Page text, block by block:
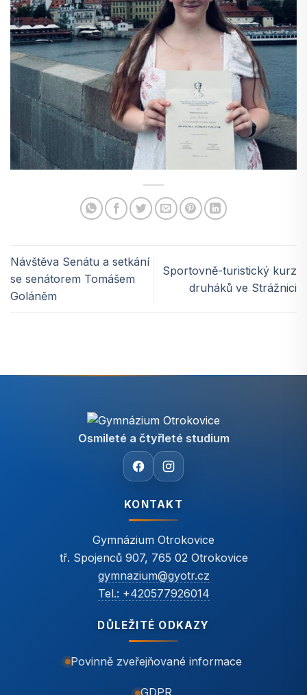
Návštěva Senátu a setkání
se senátorem Tomášem
Goláněm
Sportovně-turistický kurz
druháků ve Strážnici
Osmileté a čtyřleté studium
KONTAKT
Gymnázium Otrokovice
tř. Spojenců 907, 765 02 Otrokovice
gymnazium@gyotr.cz
Tel.: +420577926014
DŮLEŽITÉ ODKAZY
Povinně zveřejňované informace
GDPR